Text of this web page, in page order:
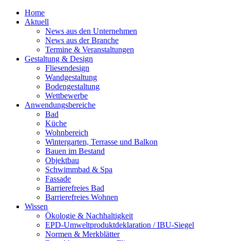
Home
Aktuell
News aus den Unternehmen
News aus der Branche
Termine & Veranstaltungen
Gestaltung & Design
Fliesendesign
Wandgestaltung
Bodengestaltung
Wettbewerbe
Anwendungsbereiche
Bad
Küche
Wohnbereich
Wintergarten, Terrasse und Balkon
Bauen im Bestand
Objektbau
Schwimmbad & Spa
Fassade
Barrierefreies Bad
Barrierefreies Wohnen
Wissen
Ökologie & Nachhaltigkeit
EPD-Umweltproduktdeklaration / IBU-Siegel
Normen & Merkblätter